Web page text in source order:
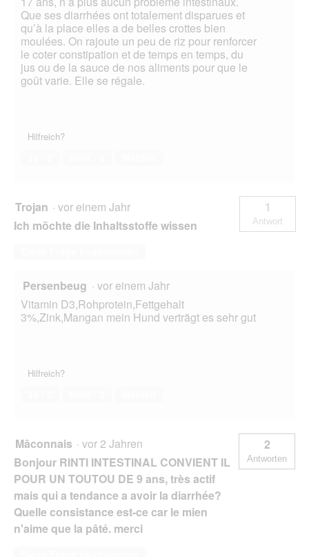
Que ses diarrhées ont totalement disparues et
qu’à la place elles a de belles crottes bien
moulées. On rajoute un peu de riz pour renforcer
le coter constipation et de temps en temps, du
jus ou de la sauce de nos aliments pour que le
goût varie. Elle se régale.
Hilfreich?
Trojan · vor einem Jahr
Ich möchte die Inhaltsstoffe wissen
1
Antwort
Persenbeug · vor einem Jahr
Vitamin D3,Rohprotein,Fettgehalt
3%,Zink,Mangan mein Hund verträgt es sehr gut
Hilfreich?
Mâconnais · vor 2 Jahren
Bonjour RINTI INTESTINAL CONVIENT IL
POUR UN TOUTOU DE 9 ans, très actif
mais qui a tendance a avoir la diarrhée?
Quelle consistance est-ce car le mien
n'aime que la pâté. merci
2
Antworten